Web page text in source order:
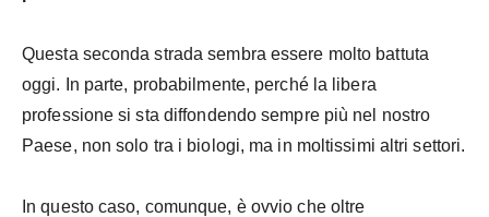
Questa seconda strada sembra essere molto battuta
oggi. In parte, probabilmente, perché la libera
professione si sta diffondendo sempre più nel nostro
Paese, non solo tra i biologi, ma in moltissimi altri settori.
In questo caso, comunque, è ovvio che oltre